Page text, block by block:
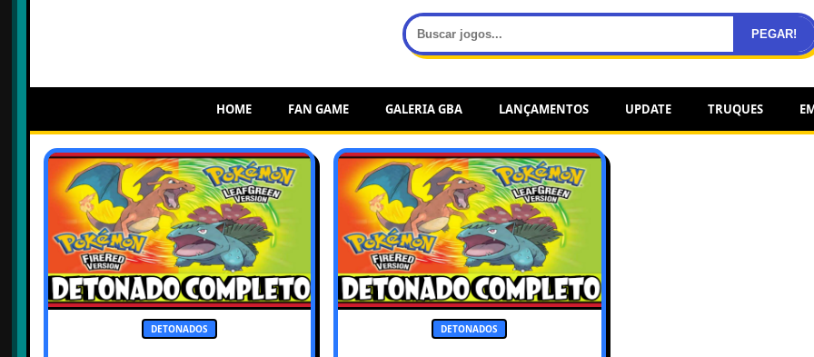
PEGAR!
HOME FAN GAME GALERIA GBA LANÇAMENTOS UPDATE TRUQUES
DETONADOS DETONADOS